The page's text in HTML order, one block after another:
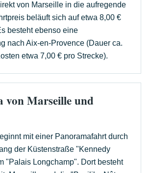
von Marseille in die aufregende
beläuft sich auf etwa 8,00 €
besteht ebenso eine
nach Aix-en-Provence (Dauer ca.
etwa 7,00 € pro Strecke).
von Marseille und
mit einer Panoramafahrt durch
der Küstenstraße "Kennedy
"Palais Longchamp". Dort besteht